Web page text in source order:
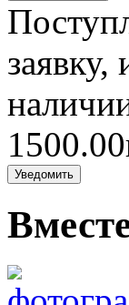
Уведомить